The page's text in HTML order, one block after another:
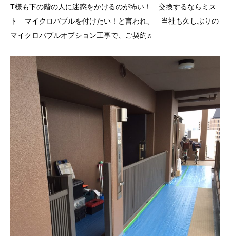
T様も下の階の人に迷惑をかけるのが怖い！ 交換するならミス
ト マイクロバブルを付けたい！と言われ、 当社も久しぶりの
マイクロバブルオプション工事で、ご契約♬